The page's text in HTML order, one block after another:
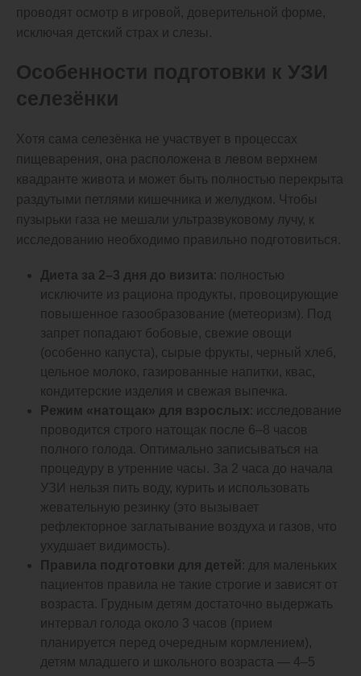
проводят осмотр в игровой, доверительной форме,
исключая детский страх и слезы.
Особенности подготовки к УЗИ
селезёнки
Хотя сама селезёнка не участвует в процессах
пищеварения, она расположена в левом верхнем
квадранте живота и может быть полностью перекрыта
раздутыми петлями кишечника и желудком. Чтобы
пузырьки газа не мешали ультразвуковому лучу, к
исследованию необходимо правильно подготовиться.
Диета за 2–3 дня до визита: полностью
исключите из рациона продукты, провоцирующие
повышенное газообразование (метеоризм). Под
запрет попадают бобовые, свежие овощи
(особенно капуста), сырые фрукты, черный хлеб,
цельное молоко, газированные напитки, квас,
кондитерские изделия и свежая выпечка.
Режим «натощак» для взрослых: исследование
проводится строго натощак после 6–8 часов
полного голода. Оптимально записываться на
процедуру в утренние часы. За 2 часа до начала
УЗИ нельзя пить воду, курить и использовать
жевательную резинку (это вызывает
рефлекторное заглатывание воздуха и газов, что
ухудшает видимость).
Правила подготовки для детей : для маленьких
пациентов правила не такие строгие и зависят от
возраста. Грудным детям достаточно выдержать
интервал голода около 3 часов (прием
планируется перед очередным кормлением),
детям младшего и школьного возраста — 4–5